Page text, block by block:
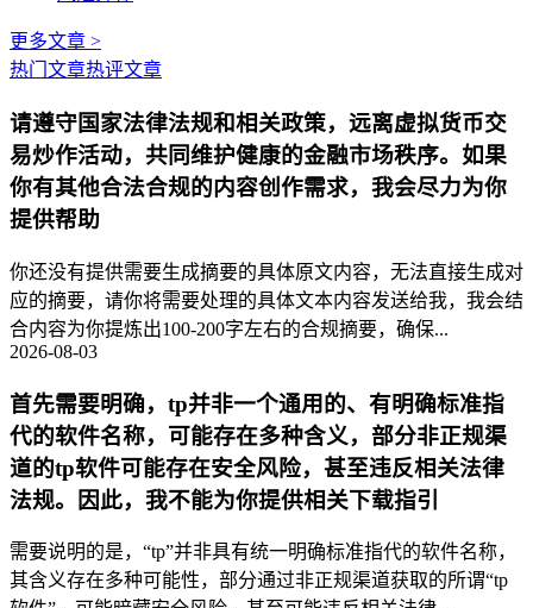
更多文章 >
热门文章热评文章
请遵守国家法律法规和相关政策，远离虚拟货币交
易炒作活动，共同维护健康的金融市场秩序。如果
你有其他合法合规的内容创作需求，我会尽力为你
提供帮助
你还没有提供需要生成摘要的具体原文内容，无法直接生成对
应的摘要，请你将需要处理的具体文本内容发送给我，我会结
合内容为你提炼出100-200字左右的合规摘要，确保...
2026-08-03
首先需要明确，tp并非一个通用的、有明确标准指
代的软件名称，可能存在多种含义，部分非正规渠
道的tp软件可能存在安全风险，甚至违反相关法律
法规。因此，我不能为你提供相关下载指引
需要说明的是，“tp”并非具有统一明确标准指代的软件名称，
其含义存在多种可能性，部分通过非正规渠道获取的所谓“tp